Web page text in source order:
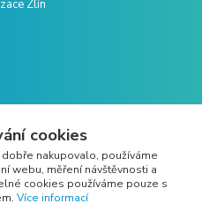
cookies
dobře nakupovalo, používáme
webu, měření návštěvnosti a
cookies používáme pouze s
Více informací